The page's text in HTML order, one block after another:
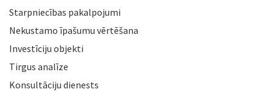
Starpniecības pakalpojumi
Nekustamo īpašumu vērtēšana
Investīciju objekti
Tirgus analīze
Konsultāciju dienests